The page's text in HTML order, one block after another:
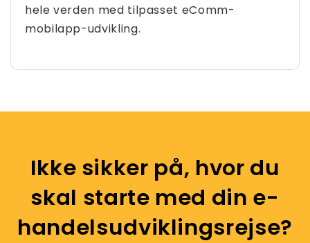
hele verden med tilpasset eComm-
mobilapp-udvikling.
Ikke sikker på, hvor du
skal starte med din e-
handelsudviklingsrejse?